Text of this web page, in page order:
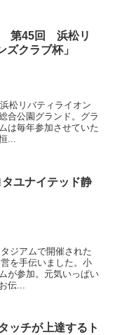
第45回 浜松リ
ズクラブ杯」
松リバティライオン
合公園グランド。グラ
は毎年参加させていた
...
ユナイテッド静
ジアムで開催された
を手伝いました。小
が参加。元気いっぱい
伝...
ッチが上達するト